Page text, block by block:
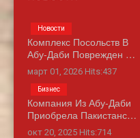
Комплекс Посольств В
Абу-Даби Поврежден …
март 01, 2026 Hits:437
Новости
Компания Из Абу-Даби
Приобрела Пакистанс…
окт 20, 2025 Hits:714
Бизнес